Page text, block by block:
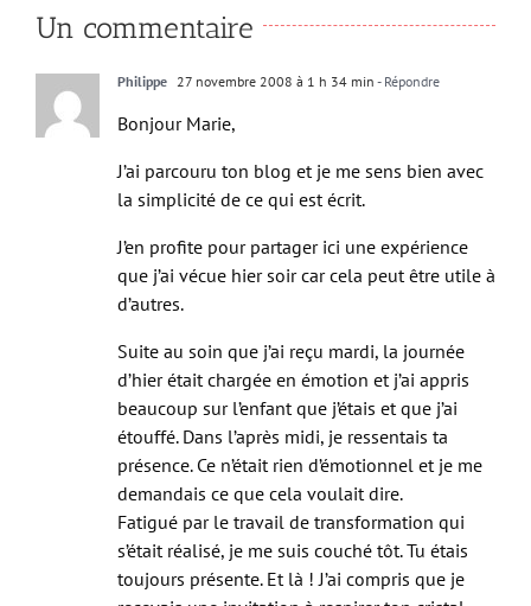
Un commentaire
Philippe 27 novembre 2008 à 1 h 34 min
Bonjour Marie,
J’ai parcouru ton blog et je me sens bien avec
la simplicité de ce qui est écrit.
J’en profite pour partager ici une expérience
que j’ai vécue hier soir car cela peut être utile à
d’autres.
Suite au soin que j’ai reçu mardi, la journée
d’hier était chargée en émotion et j’ai appris
beaucoup sur l’enfant que j’étais et que j’ai
étouffé. Dans l’après midi, je ressentais ta
présence. Ce n’était rien d’émotionnel et je me
demandais ce que cela voulait dire.
Fatigué par le travail de transformation qui
s’était réalisé, je me suis couché tôt. Tu étais